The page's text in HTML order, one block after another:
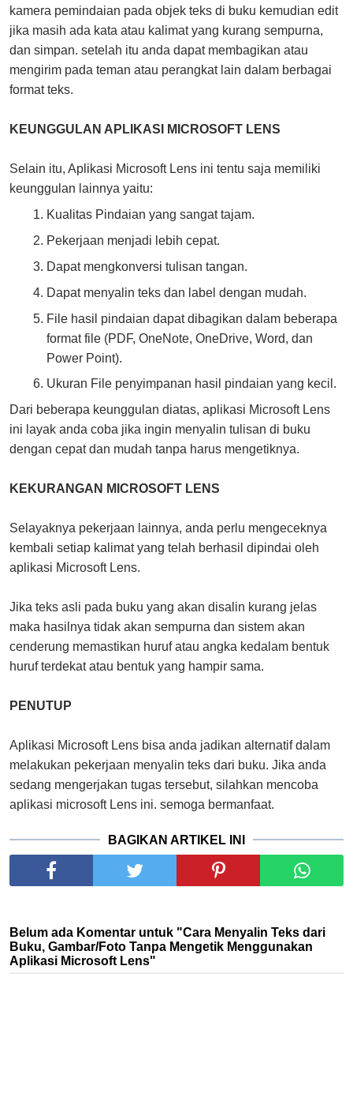
kamera pemindaian pada objek teks di buku kemudian edit
jika masih ada kata atau kalimat yang kurang sempurna,
dan simpan. setelah itu anda dapat membagikan atau
mengirim pada teman atau perangkat lain dalam berbagai
format teks.
KEUNGGULAN APLIKASI MICROSOFT LENS
Selain itu, Aplikasi Microsoft Lens ini tentu saja memiliki
keunggulan lainnya yaitu:
Kualitas Pindaian yang sangat tajam.
Pekerjaan menjadi lebih cepat.
Dapat mengkonversi tulisan tangan.
Dapat menyalin teks dan label dengan mudah.
File hasil pindaian dapat dibagikan dalam beberapa
format file (PDF, OneNote, OneDrive, Word, dan
Power Point).
Ukuran File penyimpanan hasil pindaian yang kecil.
Dari beberapa keunggulan diatas, aplikasi Microsoft Lens
ini layak anda coba jika ingin menyalin tulisan di buku
dengan cepat dan mudah tanpa harus mengetiknya.
KEKURANGAN MICROSOFT LENS
Selayaknya pekerjaan lainnya, anda perlu mengeceknya
kembali setiap kalimat yang telah berhasil dipindai oleh
aplikasi Microsoft Lens.
Jika teks asli pada buku yang akan disalin kurang jelas
maka hasilnya tidak akan sempurna dan sistem akan
cenderung memastikan huruf atau angka kedalam bentuk
huruf terdekat atau bentuk yang hampir sama.
PENUTUP
Aplikasi Microsoft Lens bisa anda jadikan alternatif dalam
melakukan pekerjaan menyalin teks dari buku. Jika anda
sedang mengerjakan tugas tersebut, silahkan mencoba
aplikasi microsoft Lens ini. semoga bermanfaat.
BAGIKAN ARTIKEL INI
Belum ada Komentar untuk "Cara Menyalin Teks dari
Buku, Gambar/Foto Tanpa Mengetik Menggunakan
Aplikasi Microsoft Lens"